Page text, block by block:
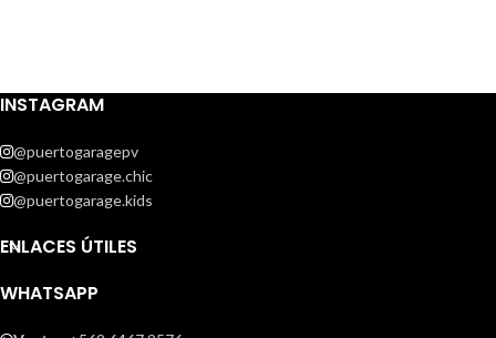
INSTAGRAM
@puertogaragepv
@puertogarage.chic
@puertogarage.kids
ENLACES ÚTILES
WHATSAPP